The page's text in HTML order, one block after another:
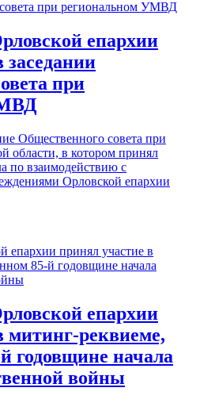
епархии
заседании
при
Общественного совета при
в котором принял
по взаимодействию с
Орловской епархии
епархии
митинг-реквиеме,
годовщине начала
войны